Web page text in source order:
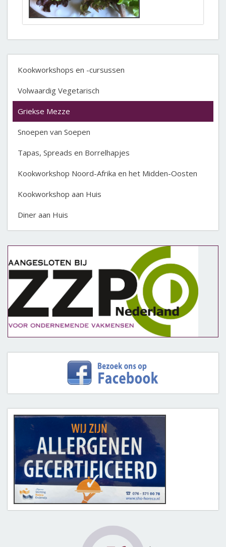
Kookworkshops en -cursussen
Volwaardig Vegetarisch
Griekse Mezze
Snoepen van Soepen
Tapas, Spreads en Borrelhapjes
Kookworkshop Noord-Afrika en het Midden-Oosten
Kookworkshop aan Huis
Diner aan Huis